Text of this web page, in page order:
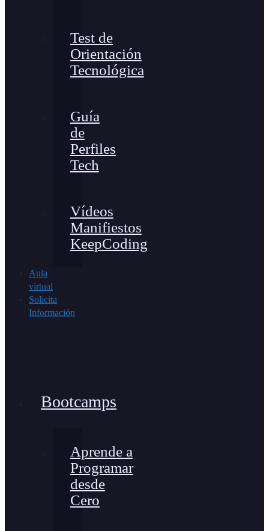
Test de
Orientación
Tecnológica
Guía
de
Perfiles
Tech
Vídeos
Manifiestos
KeepCoding
Aula
virtual
Solicita
Información
Bootcamps
Aprende a
Programar
desde
Cero